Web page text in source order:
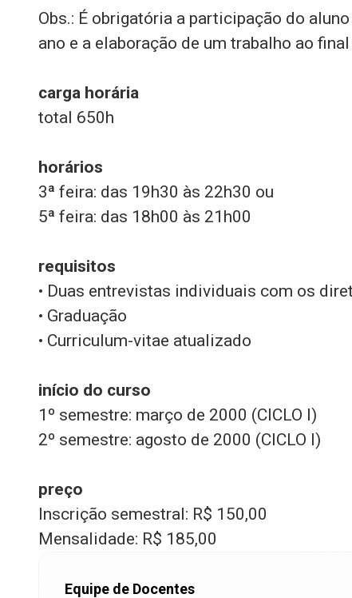
Obs.: É obrigatória a participação do
ano e a elaboração de um trabalho ao
carga horária
total 650h
horários
3ª feira: das 19h30 às 22h30 ou
5ª feira: das 18h00 às 21h00
requisitos
• Duas entrevistas individuais com os
• Graduação
• Curriculum-vitae atualizado
início do curso
1º semestre: março de 2000 (CICLO I)
2º semestre: agosto de 2000 (CICLO I)
preço
Inscrição semestral: R$ 150,00
Mensalidade: R$ 185,00
Equipe de Docentes